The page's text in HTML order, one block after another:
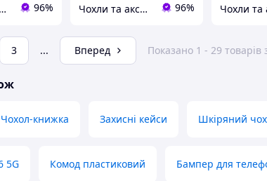
Чохли та аксесуари | Mob4 96% Чохли та аксесуари | Mob4 96%
3 ... Вперед Показано 1 - 29 товарів
Чохол-книжка Захисні кейси Шкіряний
5G Комод пластиковий Бампер для